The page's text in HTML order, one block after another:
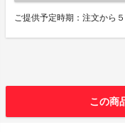
ご提供予定時期：注文から
この商